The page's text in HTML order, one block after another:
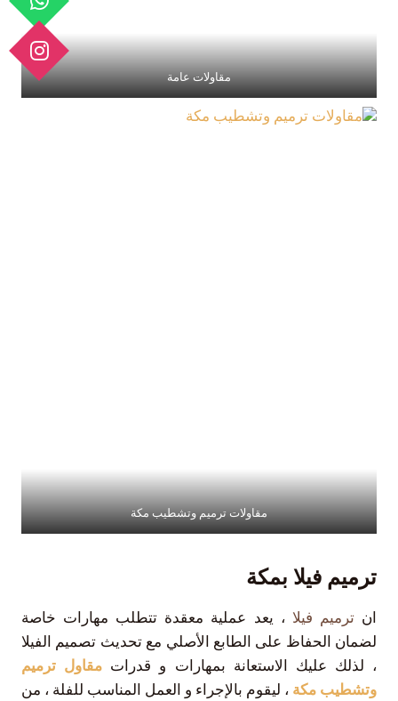
مقاولات عامة
مقاولات ترميم وتشطيب مكة
ترميم فيلا بمكة
انترميم فيلا ، يعد عملية معقدة تتطلب مهارات خاصة
لضمان الحفاظ على الطابع الأصلي مع تحديث تصميم الفيلا
، لذلك عليك الاستعانة بمهارات و قدرات مقاول ترميم
وتشطيب مكة ، ليقوم بالإجراء و العمل المناسب للفلة ، من